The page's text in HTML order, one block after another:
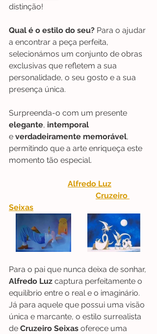
distinção!
Qual é o estilo do seu? Para o ajudar
a encontrar a peça perfeita,
selecionámos um conjunto de obras
exclusivas que refletem a sua
personalidade, o seu gosto e a sua
presença única.
Surpreenda-o com um presente
elegante, intemporal
e verdadeiramente memorável,
permitindo que a arte enriqueça este
momento tão especial.
Alfredo Luz
Cruzeiro
Seixas
Para o pai que nunca deixa de sonhar,
Alfredo Luz captura perfeitamente o
equilíbrio entre o real e o imaginário.
Já para aquele que possui uma visão
única e marcante, o estilo surrealista
de Cruzeiro Seixas oferece uma